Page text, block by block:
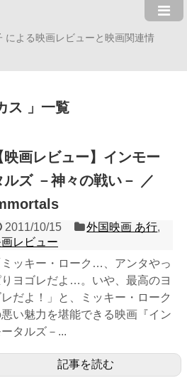
による映画レビューと映画関連情
ス 一覧
映画レビュー】インモー
ルズ －神々の戦い－ ／
2011/10/15 外国映画 あ行,
レビュー
ミッキー・ローク…、アンタやっ
りヨゴレだよ…。いや、最高のヨ
レだよ！」と、ミッキー・ローク
い魅力を堪能できる映画『イン
タルズ－...
記事を読む